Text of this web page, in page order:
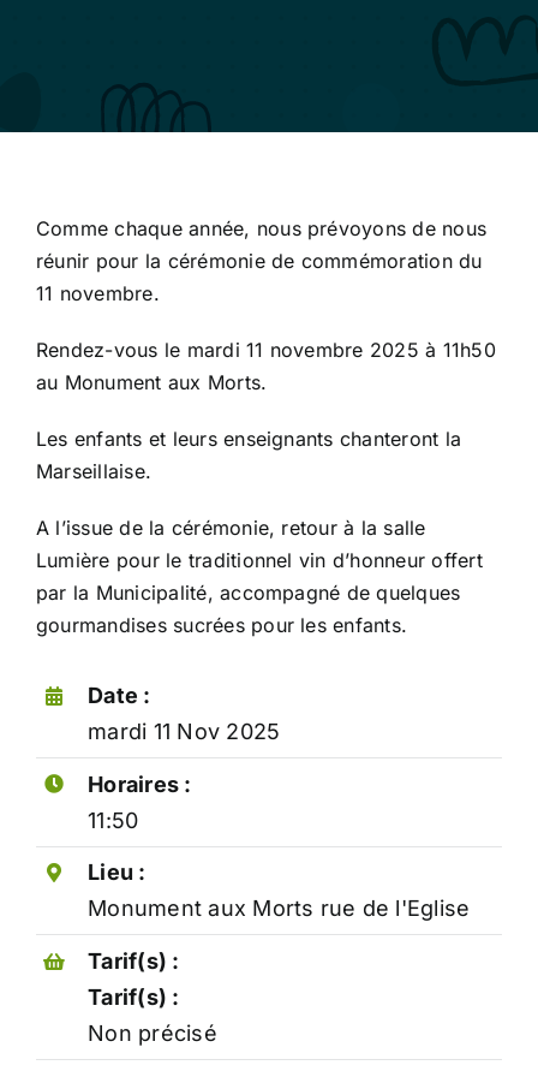
Comme chaque année, nous prévoyons de nous
réunir pour la cérémonie de commémoration du
11 novembre.
Rendez-vous le mardi 11 novembre 2025 à 11h50
au Monument aux Morts.
Les enfants et leurs enseignants chanteront la
Marseillaise.
A l’issue de la cérémonie, retour à la salle
Lumière pour le traditionnel vin d’honneur offert
par la Municipalité, accompagné de quelques
gourmandises sucrées pour les enfants.
Date :
mardi 11 Nov 2025
Horaires :
11:50
Lieu :
Monument aux Morts rue de l'Eglise
Tarif(s) :
Tarif(s) :
Non précisé
Centre de loisirs
Menu restauration scolaire
Relais Petite Enfance
Les écoles
CCAS
Maison Ages & Vie
Services médicaux
Maison France Services
Actes de l’Etat-Civil
Démarches administratives
Listes électorales
Conservation des documents
Urbanisme
Collecte des déchets
Déchetterie
La mairie
Conseil municipal
Séances du conseil municipal
Présentation & historique
Jumelage Santa Brigida
Les maires de la commune
Petites histoires de Roche